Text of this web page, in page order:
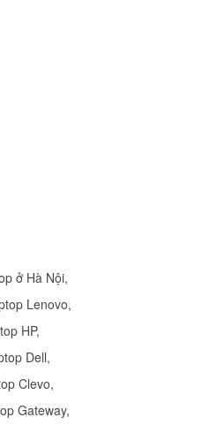
ở Hà Nội,
Lenovo,
HP,
Dell,
Clevo,
Gateway,